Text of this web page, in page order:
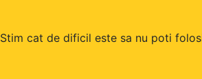
cat de dificil este sa nu poti